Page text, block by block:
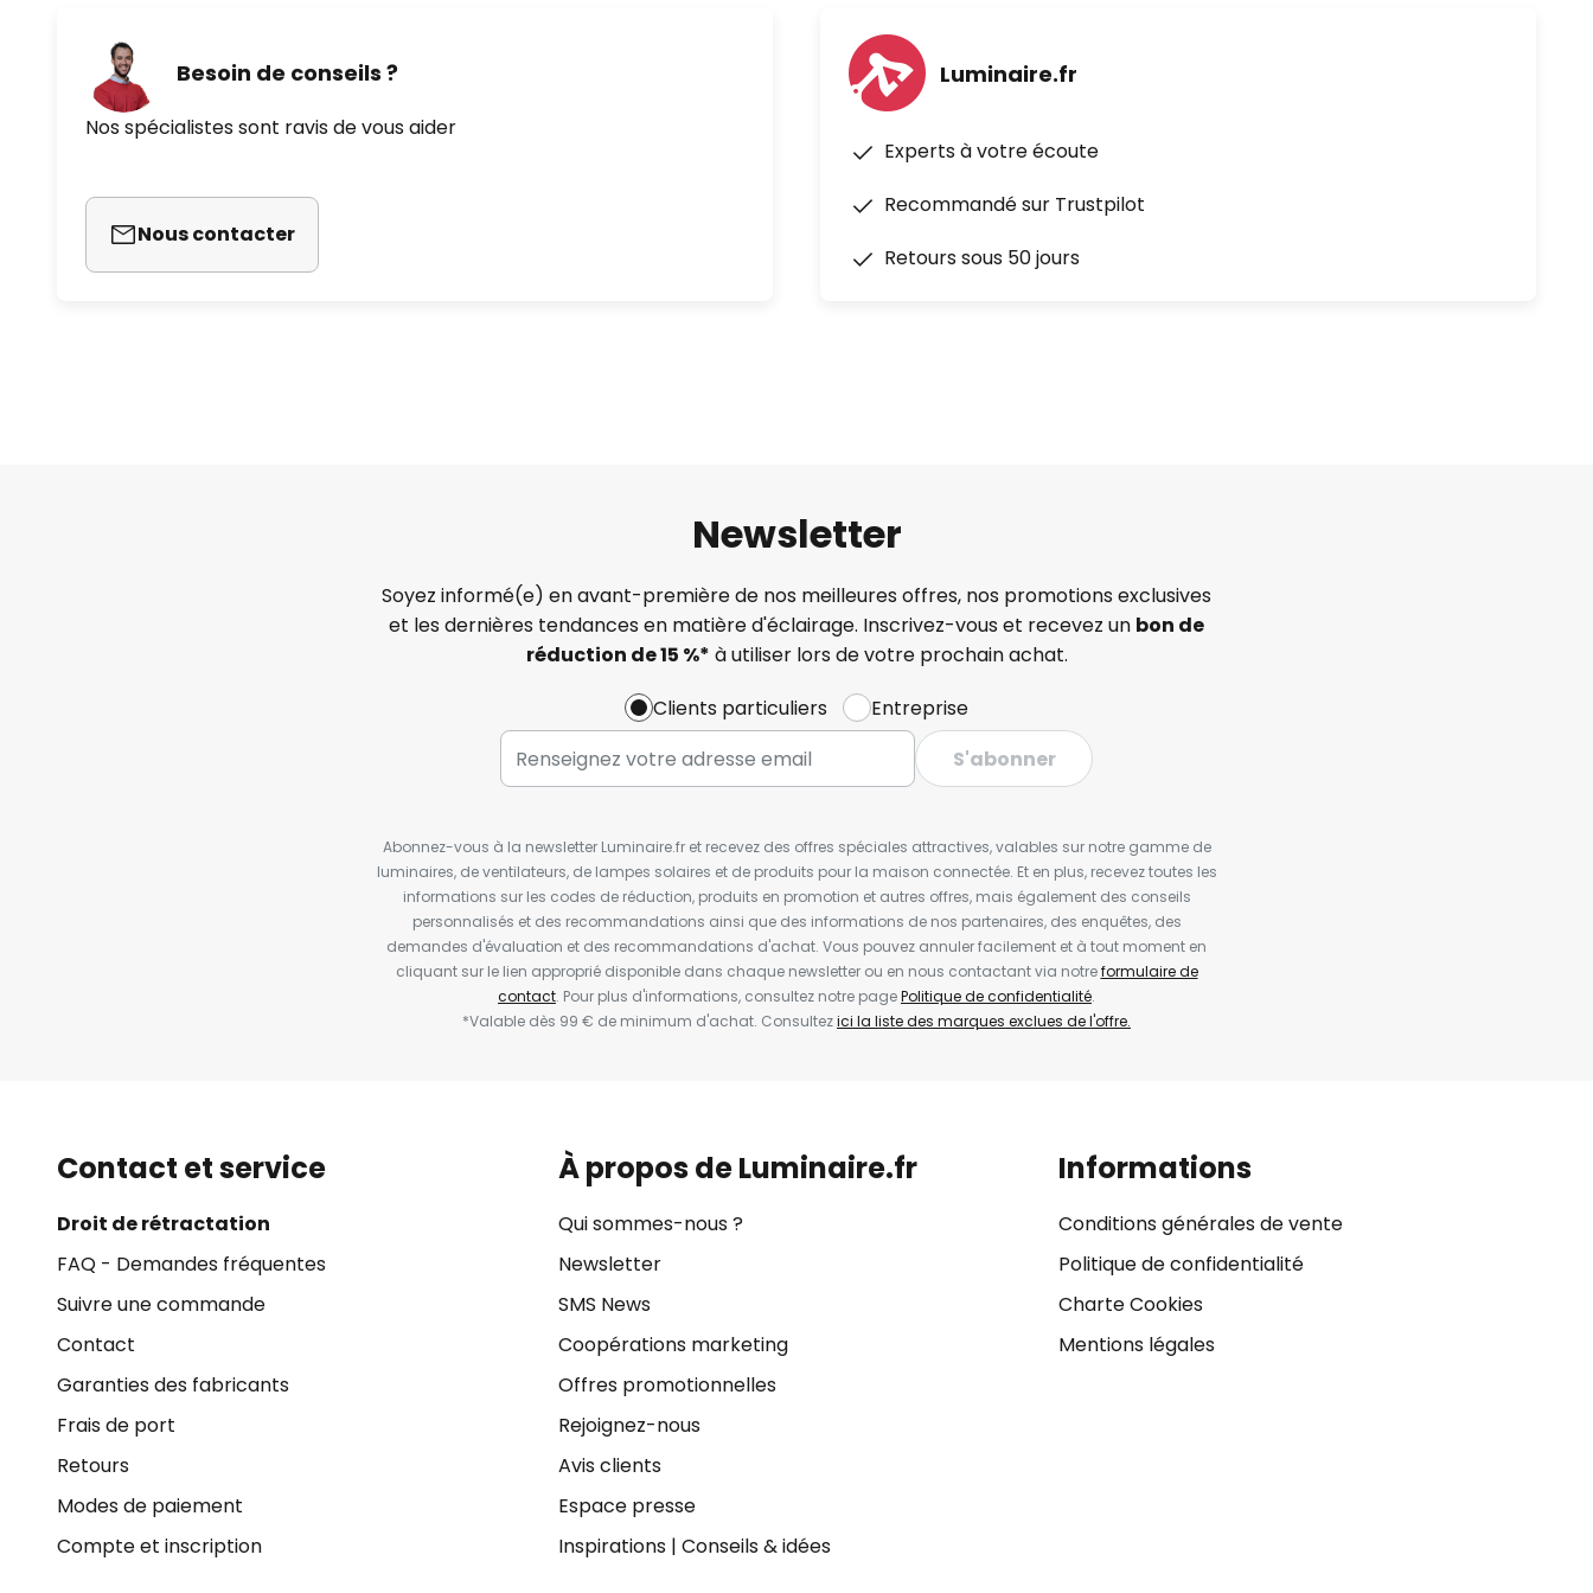
Besoin de conseils ?
Nos spécialistes sont ravis de vous aider
Nous contacter
Luminaire.fr
Experts à votre écoute
Recommandé sur Trustpilot
Retours sous 50 jours
Newsletter
Soyez informé(e) en avant-première de nos meilleures offres, nos promotions exclusives
et les dernières tendances en matière d'éclairage. Inscrivez-vous et recevez un bon de
réduction de 15 %* à utiliser lors de votre prochain achat.
Clients particuliers
Entreprise
S'abonner
Abonnez-vous à la newsletter Luminaire.fr et recevez des offres spéciales attractives, valables sur notre gamme de
luminaires, de ventilateurs, de lampes solaires et de produits pour la maison connectée. Et en plus, recevez toutes les
informations sur les codes de réduction, produits en promotion et autres offres, mais également des conseils
personnalisés et des recommandations ainsi que des informations de nos partenaires, des enquêtes, des
demandes d'évaluation et des recommandations d'achat. Vous pouvez annuler facilement et à tout moment en
cliquant sur le lien approprié disponible dans chaque newsletter ou en nous contactant via notreformulaire de
contact. Pour plus d'informations, consultez notre pagePolitique de confidentialité.
*Valable dès 99 € de minimum d'achat. Consultezici la liste des marques exclues de l'offre.
Contact et service
Droit de rétractation
FAQ - Demandes fréquentes
Suivre une commande
Contact
Garanties des fabricants
Frais de port
Retours
Modes de paiement
Compte et inscription
À propos de Luminaire.fr
Qui sommes-nous ?
Newsletter
SMS News
Coopérations marketing
Offres promotionnelles
Rejoignez-nous
Avis clients
Espace presse
Inspirations| Conseils & idées
Informations
Conditions générales de vente
Politique de confidentialité
Charte Cookies
Mentions légales